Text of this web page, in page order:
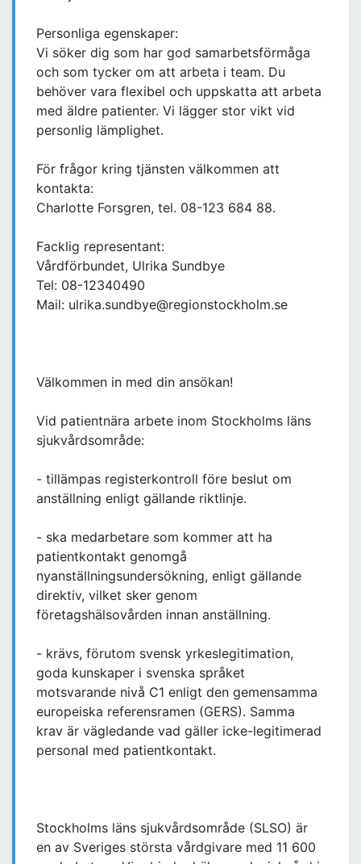
Personliga egenskaper:
Vi söker dig som har god samarbetsförmåga
och som tycker om att arbeta i team. Du
behöver vara flexibel och uppskatta att arbeta
med äldre patienter. Vi lägger stor vikt vid
personlig lämplighet.
För frågor kring tjänsten välkommen att
kontakta:
Charlotte Forsgren, tel. 08-123 684 88.
Facklig representant:
Vårdförbundet, Ulrika Sundbye
Tel: 08-12340490
Mail: ulrika.sundbye@regionstockholm.se
Välkommen in med din ansökan!
Vid patientnära arbete inom Stockholms läns
sjukvårdsområde:
- tillämpas registerkontroll före beslut om
anställning enligt gällande riktlinje.
- ska medarbetare som kommer att ha
patientkontakt genomgå
nyanställningsundersökning, enligt gällande
direktiv, vilket sker genom
företagshälsovården innan anställning.
- krävs, förutom svensk yrkeslegitimation,
goda kunskaper i svenska språket
motsvarande nivå C1 enligt den gemensamma
europeiska referensramen (GERS). Samma
krav är vägledande vad gäller icke-legitimerad
personal med patientkontakt.
Stockholms läns sjukvårdsområde (SLSO) är
en av Sveriges största vårdgivare med 11 600